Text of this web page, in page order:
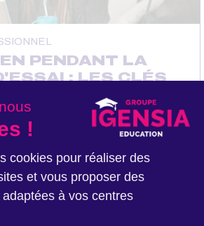
!
cookies pour réaliser des
et vous proposer des
à vos centres
PENDANT LA
: LES CLÉS
30 % des Français angoissent à
cette étape décisive. Peur que
pas, sentiment de ne pas
de la rupture de contrat plane